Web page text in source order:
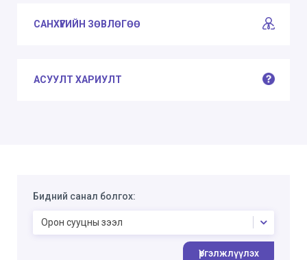
САНХҮҮГИЙН ЗӨВЛӨГӨӨ
АСУУЛТ ХАРИУЛТ
Бидний санал болгох:
Орон сууцны зээл
Үргэлжлүүлэх